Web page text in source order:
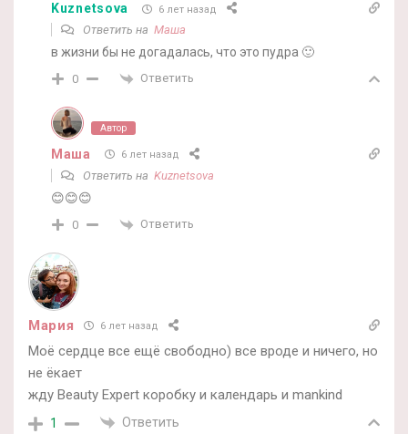
Kuznetsova 6 лет назад
Ответить на Маша
в жизни бы не догадалась, что это пудра 🙂
0 Ответить
Автор
Маша 6 лет назад
Ответить на Kuznetsova
😊😊😊
0 Ответить
Мария 6 лет назад
Моё сердце все ещё свободно) все вроде и ничего, но
не ёкает
жду Beauty Expert коробку и календарь и mankind
1 Ответить